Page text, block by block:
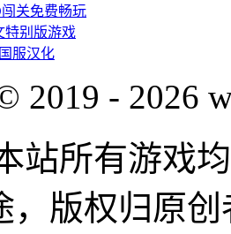
关免费畅玩
特别版游戏
服汉化
2019 - 2026
站所有游戏
，版权归原